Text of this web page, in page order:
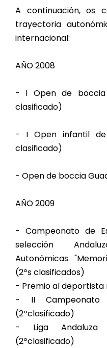
A continuación, os
trayectoria
internacional:
AÑO 2008
- I Open de boccia
clasificado)
- I Open infantil de
clasificado)
- Open de boccia
AÑO 2009
- Campeonato de
selección
Autonómicas
(2ºs clasificados)
- Premio al deportista
- II Campeonato
(2ºclasificado)
- Liga Andaluza
(2ºclasificado)